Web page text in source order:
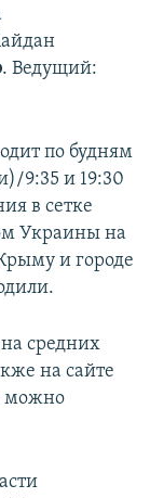
. Ведущий:
по будням
9:35 и 19:30
в сетке
Украины на
и городе
средних
на сайте
можно